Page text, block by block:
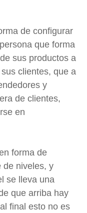
de configurar
que forma
sus productos a
clientes, que a
y
de clientes,
en
forma de
de niveles, y
se lleva una
que arriba hay
final esto no es